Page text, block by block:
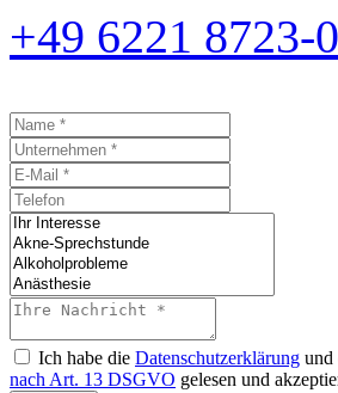
+49 6221 8723-0
Ich habe die Datenschutzerklärung und
nach Art. 13 DSGVO gelesen und